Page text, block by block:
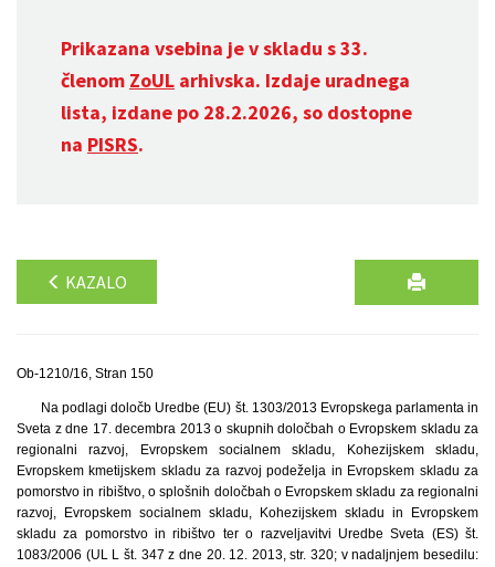
Prikazana vsebina je v skladu s 33.
členom ZoUL arhivska. Izdaje uradnega
lista, izdane po 28.2.2026, so dostopne
na PISRS.
KAZALO
Ob-1210/16, Stran 150
Na podlagi določb Uredbe (EU) št. 1303/2013 Evropskega parlamenta in
Sveta z dne 17. decembra 2013 o skupnih določbah o Evropskem skladu za
regionalni razvoj, Evropskem socialnem skladu, Kohezijskem skladu,
Evropskem kmetijskem skladu za razvoj podeželja in Evropskem skladu za
pomorstvo in ribištvo, o splošnih določbah o Evropskem skladu za regionalni
razvoj, Evropskem socialnem skladu, Kohezijskem skladu in Evropskem
skladu za pomorstvo in ribištvo ter o razveljavitvi Uredbe Sveta (ES) št.
1083/2006 (UL L št. 347 z dne 20. 12. 2013, str. 320; v nadaljnjem besedilu: